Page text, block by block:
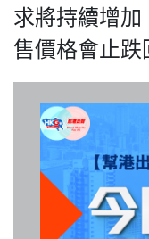
求將持續增加
售價格會止跌